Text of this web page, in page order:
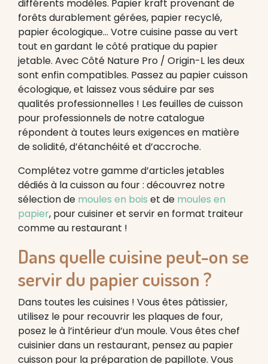
différents modèles. Papier kraft provenant de
forêts durablement gérées, papier recyclé,
papier écologique… Votre cuisine passe au vert
tout en gardant le côté pratique du papier
jetable. Avec Côté Nature Pro / Origin-L les deux
sont enfin compatibles. Passez au papier cuisson
écologique, et laissez vous séduire par ses
qualités professionnelles ! Les feuilles de cuisson
pour professionnels de notre catalogue
répondent à toutes leurs exigences en matière
de solidité, d’étanchéité et d’accroche.
Complétez votre gamme d’articles jetables
dédiés à la cuisson au four : découvrez notre
sélection de moules en bois et de moules en
papier, pour cuisiner et servir en format traiteur
comme au restaurant !
Dans quelle cuisine peut-on se
servir du papier cuisson ?
Dans toutes les cuisines ! Vous êtes pâtissier,
utilisez le pour recouvrir les plaques de four,
posez le à l’intérieur d’un moule. Vous êtes chef
cuisinier dans un restaurant, pensez au papier
cuisson pour la préparation de papillote. Vous